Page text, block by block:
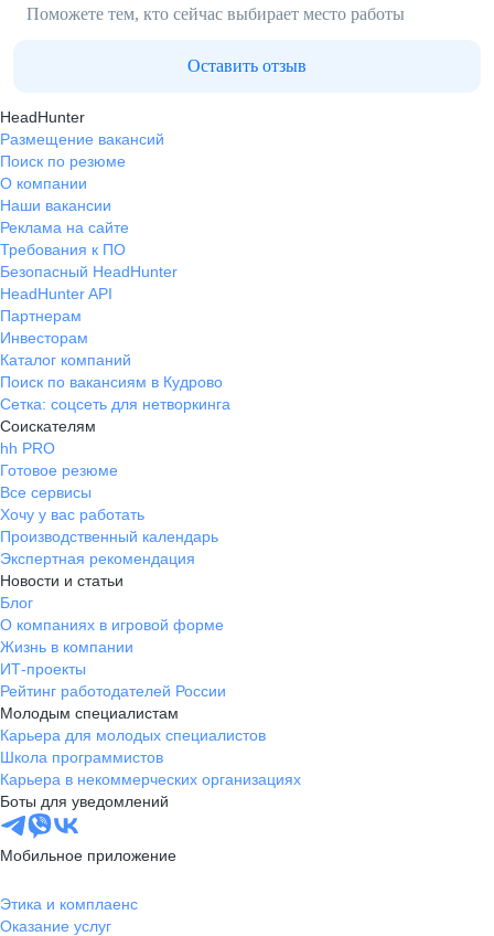
Поможете тем, кто сейчас выбирает место работы
Оставить отзыв
HeadHunter
Размещение вакансий
Поиск по резюме
О компании
Наши вакансии
Реклама на сайте
Требования к ПО
Безопасный HeadHunter
HeadHunter API
Партнерам
Инвесторам
Каталог компаний
Поиск по вакансиям в Кудрово
Сетка: соцсеть для нетворкинга
Соискателям
hh PRO
Готовое резюме
Все сервисы
Хочу у вас работать
Производственный календарь
Экспертная рекомендация
Новости и статьи
Блог
О компаниях в игровой форме
Жизнь в компании
ИТ-проекты
Рейтинг работодателей России
Молодым специалистам
Карьера для молодых специалистов
Школа программистов
Карьера в некоммерческих организациях
Боты для уведомлений
Мобильное приложение
Этика и комплаенс
Оказание услуг